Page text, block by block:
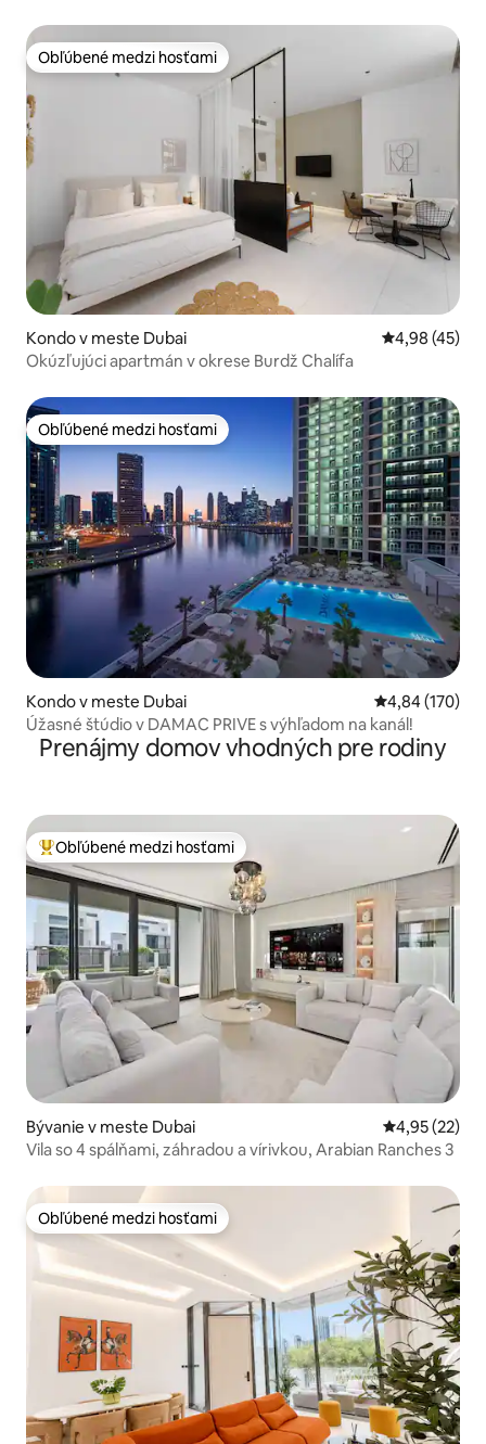
Obľúbené medzi hosťami
Obľúbené medzi hosťami
Kondo v meste Dubai Priemerné
4,98 (45)
Okúzľujúci apartmán v okrese Burdž Chalífa
Obľúbené medzi hosťami
Obľúbené medzi hosťami
Kondo v meste Dubai Priemerné
4,84 (170)
Úžasné štúdio v DAMAC PRIVE s výhľadom na kanál!
Prenájmy domov vhodných pre rodiny
Najobľúbenejšie medzi hosťami
Obľúbené medzi hosťami
Bývanie v meste Dubai Priemerné
4,95 (22)
Vila so 4 spálňami, záhradou a vírivkou, Arabian Ranches 3
Obľúbené medzi hosťami
Obľúbené medzi hosťami